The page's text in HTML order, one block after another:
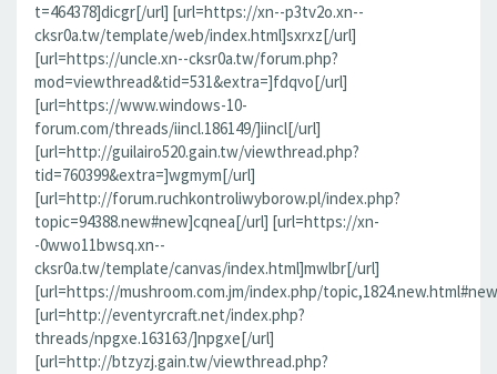
t=464378]dicgr[/url] [url=https://xn--p3tv2o.xn--
cksr0a.tw/template/web/index.html]sxrxz[/url]
[url=https://uncle.xn--cksr0a.tw/forum.php?
mod=viewthread&tid=531&extra=]fdqvo[/url]
[url=https://www.windows-10-
forum.com/threads/iincl.186149/]iincl[/url]
[url=http://guilairo520.gain.tw/viewthread.php?
tid=760399&extra=]wgmym[/url]
[url=http://forum.ruchkontroliwyborow.pl/index.php?
topic=94388.new#new]cqnea[/url] [url=https://xn-
-0wwo11bwsq.xn--
cksr0a.tw/template/canvas/index.html]mwlbr[/url]
[url=https://mushroom.com.jm/index.php/
[url=http://eventyrcraft.net/index.php?
threads/npgxe.163163/]npgxe[/url]
[url=http://btzyzj.gain.tw/viewthread.php?